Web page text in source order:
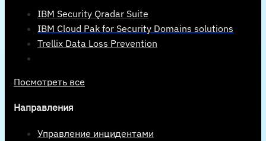
IBM Security Qradar Suite
IBM Cloud Pak for Security Domains solutions
Trellix Data Loss Prevention
Посмотреть все
Направления
Управление инцидентами